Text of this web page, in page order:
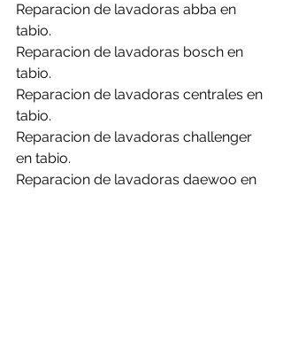
Reparacion de lavadoras abba en
tabio.
Reparacion de lavadoras bosch en
tabio.
Reparacion de lavadoras centrales en
tabio.
Reparacion de lavadoras challenger
en tabio.
Reparacion de lavadoras daewoo en